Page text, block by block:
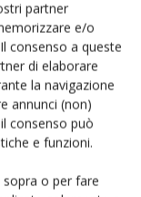
partner
e/o
consenso a queste
di elaborare
la navigazione
annunci (non)
consenso può
e funzioni.
o per fare